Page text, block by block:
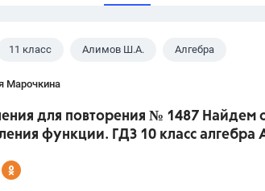
Домашнее
11 класс Алимов Ш.А. Алгебра
Марочкина
для повторения № 1487 Найдем
функции. ГДЗ 10 класс алгебра